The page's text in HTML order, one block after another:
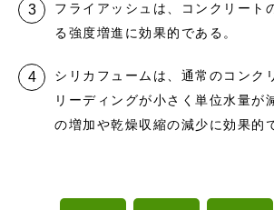
フライアッシュは、コンクリート
る強度増進に効果的である。
シリカフュームは、通常のコンク
リーディングが小さく単位水量が
の増加や乾燥収縮の減少に効果的